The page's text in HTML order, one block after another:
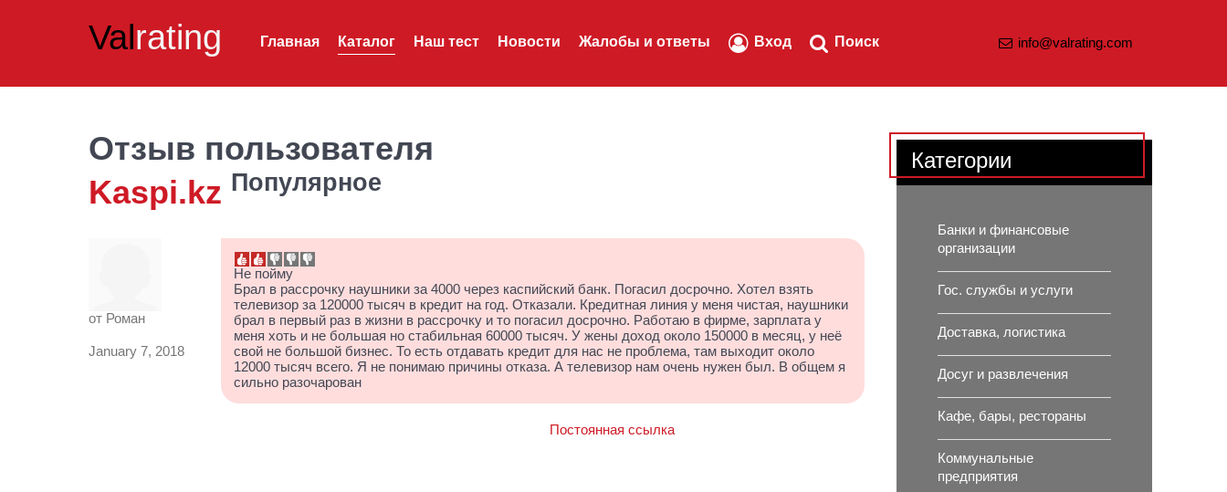
Valrating Главная Каталог Наш тест Новости Жалобы и ответы Вход Поиск info@valrating.com
Отзыв пользователя
Kaspi.kz Популярное
от Роман
January 7, 2018
Не пойму
Брал в рассрочку наушники за 4000 через каспийский банк. Погасил досрочно. Хотел взять
телевизор за 120000 тысяч в кредит на год. Отказали. Кредитная линия у меня чистая, наушники
брал в первый раз в жизни в рассрочку и то погасил досрочно. Работаю в фирме, зарплата у
меня хоть и не большая но стабильная 60000 тысяч. У жены доход около 150000 в месяц, у неё
свой не большой бизнес. То есть отдавать кредит для нас не проблема, там выходит около
12000 тысяч всего. Я не понимаю причины отказа. А телевизор нам очень нужен был. В общем я
сильно разочарован
Постоянная ссылка
Категории
Банки и финансовые
организации
Гос. службы и услуги
Доставка, логистика
Досуг и развлечения
Кафе, бары, рестораны
Коммунальные
предприятия